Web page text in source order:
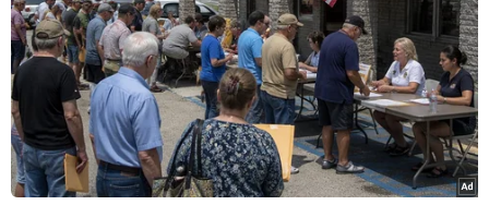
thống vẫn luôn có ý nghĩa và gợi nhớ, gợi thương
hơn cả.